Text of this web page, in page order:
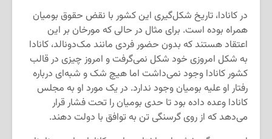
در کانادا، تاریخ شکل‌گیری این کشور با نقض حقوق بومیان
همراه بوده است. برای مثال در حالی که مورخان بر این
اعتقاد هستند که بدون حضور فردی مانند مک‌دونالد، کانادا
به شکل امروزی خود شکل نمی‌گرفت و امروز چیزی در قالب
کشور کانادا وجود نمی‌داشت اما هیچ شک و شبه‌ای درباره
رفتار او علیه بومیان وجود ندارد. در یک مورد او به مجلس
کانادا وعده داده بود تا حدی بومیان را تحت فشار قرار
می‌دهد که از روی گرسنگی تن به توافق با دولت دهند.